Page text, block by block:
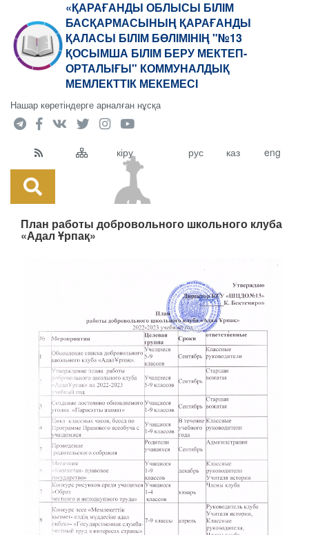
«ҚАРАҒАНДЫ ОБЛЫСЫ БІЛІМ
БАСҚАРМАСЫНЫҢ ҚАРАҒАНДЫ
ҚАЛАСЫ БІЛІМ БӨЛІМІНІҢ "№13
ҚОСЫМША БІЛІМ БЕРУ МЕКТЕП-
ОРТАЛЫҒЫ" КОММУНАЛДЫҚ
МЕМЛЕКТТІК МЕКЕМЕСІ
Нашар көретіндерге арналған нұсқа
кіру рус каз eng
План работы добровольного школьного клуба
«Адал Ұрпақ»